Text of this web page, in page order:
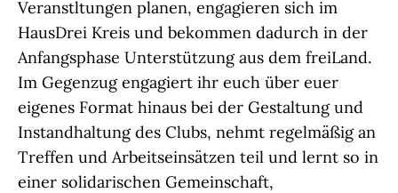
Veranstltungen planen, engagieren sich im
HausDrei Kreis und bekommen dadurch in der
Anfangsphase Unterstützung aus dem freiLand.
Im Gegenzug engagiert ihr euch über euer
eigenes Format hinaus bei der Gestaltung und
Instandhaltung des Clubs, nehmt regelmäßig an
Treffen und Arbeitseinsätzen teil und lernt so in
einer solidarischen Gemeinschaft,